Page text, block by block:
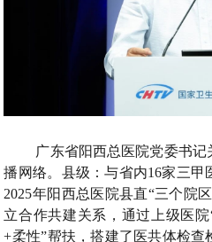
广东省阳西总医院党委书
播网络。县级：与省内16家三甲
2025年阳西总医院县直“三个院
立合作共建关系，通过上级医
+柔性”帮扶，搭建了医共体检查